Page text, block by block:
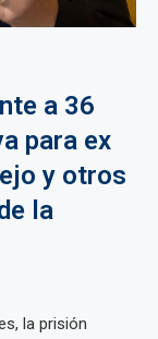
a 36
para ex
y otros
la
la prisión